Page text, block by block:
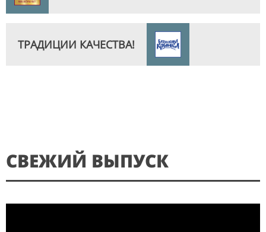
СВЕЖИЙ ВЫПУСК
ТРАДИЦИИ КАЧЕСТВА!